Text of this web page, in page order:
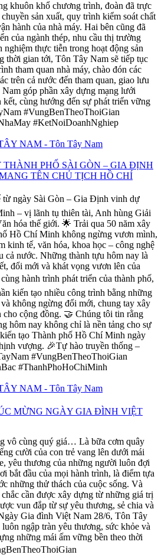
khuôn khổ chương trình, đoàn đã trực
sản xuất, quy trình kiểm soát chất
hành của nhà máy. Hai bên cũng đã
của ngành thép, nhu cầu thị trường
thực tiễn trong hoạt động sản
thời gian tới, Tôn Tây Nam sẽ tiếp tục
tham quan nhà máy, chào đón các
trên cả nước đến tham quan, giao lưu
góp phần xây dựng mạng lưới
kết, cùng hướng đến sự phát triển vững
#VungBenTheoThoiGian
#KetNoiDoanhNghiep
PHỐ SÀI GÒN – GIA ĐỊNH
TÊN CHỦ TỊCH HỒ CHÍ
ngày Sài Gòn – Gia Định vinh dự
– vị lãnh tụ thiên tài, Anh hùng Giải
hóa thế giới. 🌟 Trải qua 50 năm xây
Hồ Chí Minh không ngừng vươn mình,
kinh tế, văn hóa, khoa học – công nghệ
cả nước. Những thành tựu hôm nay là
đổi mới và khát vọng vươn lên của
hành trình phát triển của thành phố,
kiến tạo nhiều công trình bằng những
không ngừng đổi mới, chung tay xây
cộng đồng. 🤝 Chúng tôi tin rằng
hôm nay không chỉ là nền tảng cho sự
tạo Thành phố Hồ Chí Minh ngày
vượng. 🎉Tự hào truyền thống –
#VungBenTheoThoiGian
#ThanhPhoHoChiMinh
MỪNG NGÀY GIA ĐÌNH VIỆT
vô cùng quý giá… Là bữa cơm quây
cười của con trẻ vang lên dưới mái
yêu thương của những người luôn đợi
bắt đầu của mọi hành trình, là điểm tựa
những thử thách của cuộc sống. Và
cần được xây dựng từ những giá trị
vun đắp từ sự yêu thương, sẻ chia và
Gia đình Việt Nam 28/6, Tôn Tây
ngập tràn yêu thương, sức khỏe và
những mái ấm vững bền theo thời